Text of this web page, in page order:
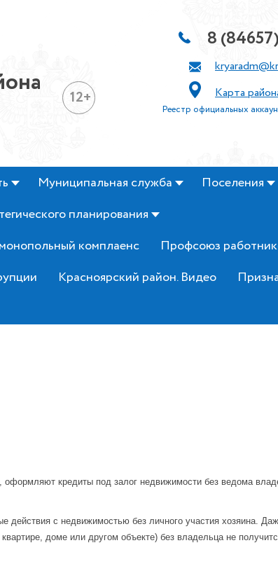
12+
8
Карта
Реестр официальных
Муниципальная служба
Поселения
планирования
комплаенс
Профсоюз
Красноярский район. Видео
кредиты под залог недвижимости без ведома
действия с недвижимостью без личного участия хозяина.
доме или другом объекте) без владельца не